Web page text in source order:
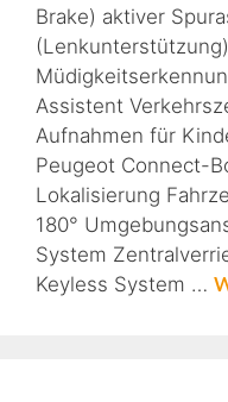
Brake) aktiver
Assistent
Aufnahmen für
Peugeot Connect-
Lokalisierung
180°
System
Keyless System …